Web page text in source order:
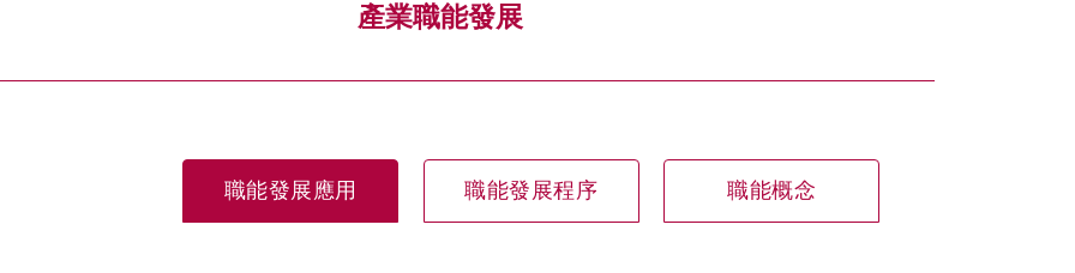
產業職能發展
職能發展應用 職能發展程序 職能概念